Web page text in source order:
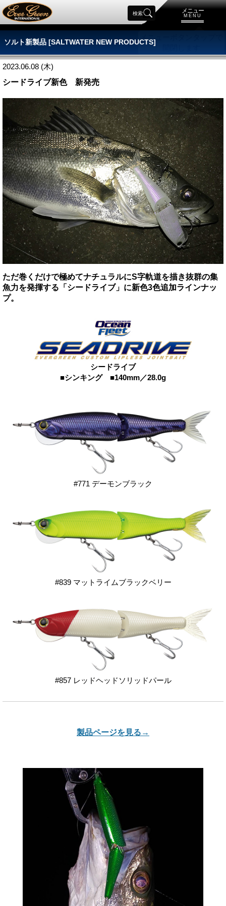
メニュー
MENU
検索
ソルト新製品 [SALTWATER NEW PRODUCTS]
2023.06.08 (木)
シードライブ新色 新発売
ただ巻くだけで極めてナチュラルにS字軌道を描き抜群の集
魚力を発揮する「シードライブ」に新色3色追加ラインナッ
プ。
シードライブ
■シンキング ■140mm／28.0g
#771 デーモンブラック
#839 マットライムブラックベリー
#857 レッドヘッドソリッドパール
製品ページを見る→